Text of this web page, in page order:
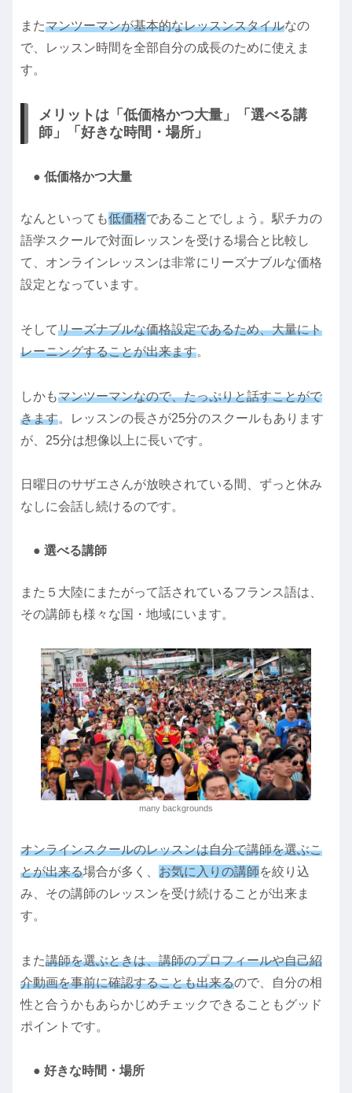
またマンツーマンが基本的なレッスンスタイルなの
で、レッスン時間を全部自分の成長のために使えま
す。
メリットは「低価格かつ大量」「選べる講
師」「好きな時間・場所」
● 低価格かつ大量
なんといっても低価格であることでしょう。駅チカの
語学スクールで対面レッスンを受ける場合と比較し
て、オンラインレッスンは非常にリーズナブルな価格
設定となっています。
そしてリーズナブルな価格設定であるため、大量にト
レーニングすることが出来ます。
しかもマンツーマンなので、たっぷりと話すことがで
きます。レッスンの長さが25分のスクールもあります
が、25分は想像以上に長いです。
日曜日のサザエさんが放映されている間、ずっと休み
なしに会話し続けるのです。
● 選べる講師
また５大陸にまたがって話されているフランス語は、
その講師も様々な国・地域にいます。
many backgrounds
オンラインスクールのレッスンは自分で講師を選ぶこ
とが出来る場合が多く、 お気に入りの講師を絞り込
み、その講師のレッスンを受け続けることが出来ま
す。
また講師を選ぶときは、講師のプロフィールや自己紹
介動画を事前に確認することも出来るので、自分の相
性と合うかもあらかじめチェックできることもグッド
ポイントです。
● 好きな時間・場所